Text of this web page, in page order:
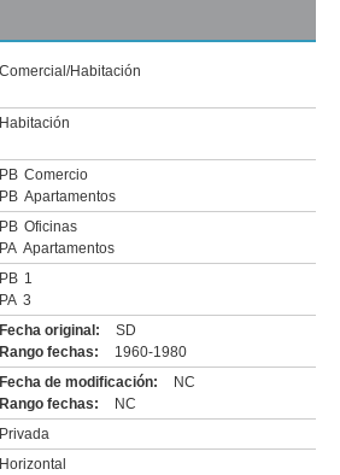
(P 3)
Comercial/Habitación
Habitación
PB Comercio
PB Apartamentos
PB Oficinas
PA Apartamentos
PB 1
PA 3
Fecha original:
SD
Rango fechas:
1960-1980
Fecha de modificación:
NC
Rango fechas:
NC
Privada
Horizontal